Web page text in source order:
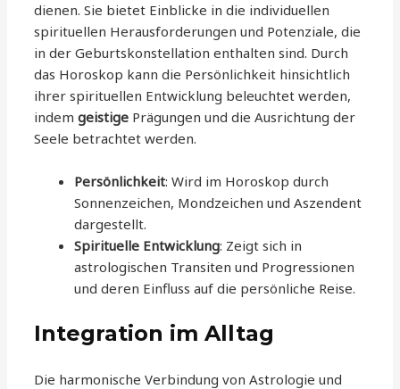
dienen. Sie bietet Einblicke in die individuellen
spirituellen Herausforderungen und Potenziale, die
in der Geburtskonstellation enthalten sind. Durch
das Horoskop kann die Persönlichkeit hinsichtlich
ihrer spirituellen Entwicklung beleuchtet werden,
indemgeistige Prägungen und die Ausrichtung der
Seele betrachtet werden.
Persönlichkeit: Wird im Horoskop durch
Sonnenzeichen, Mondzeichen und Aszendent
dargestellt.
Spirituelle Entwicklung: Zeigt sich in
astrologischen Transiten und Progressionen
und deren Einfluss auf die persönliche Reise.
Integration im Alltag
Die harmonische Verbindung von Astrologie und